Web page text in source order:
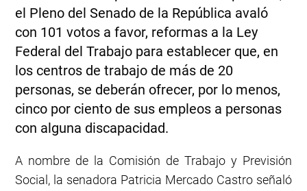
el Pleno del Senado de la República avaló
con 101 votos a favor, reformas a la Ley
Federal del Trabajo para establecer que, en
los centros de trabajo de más de 20
personas, se deberán ofrecer, por lo menos,
cinco por ciento de sus empleos a personas
con alguna discapacidad.
A nombre de la Comisión de Trabajo y Previsión
Social, la senadora Patricia Mercado Castro señaló